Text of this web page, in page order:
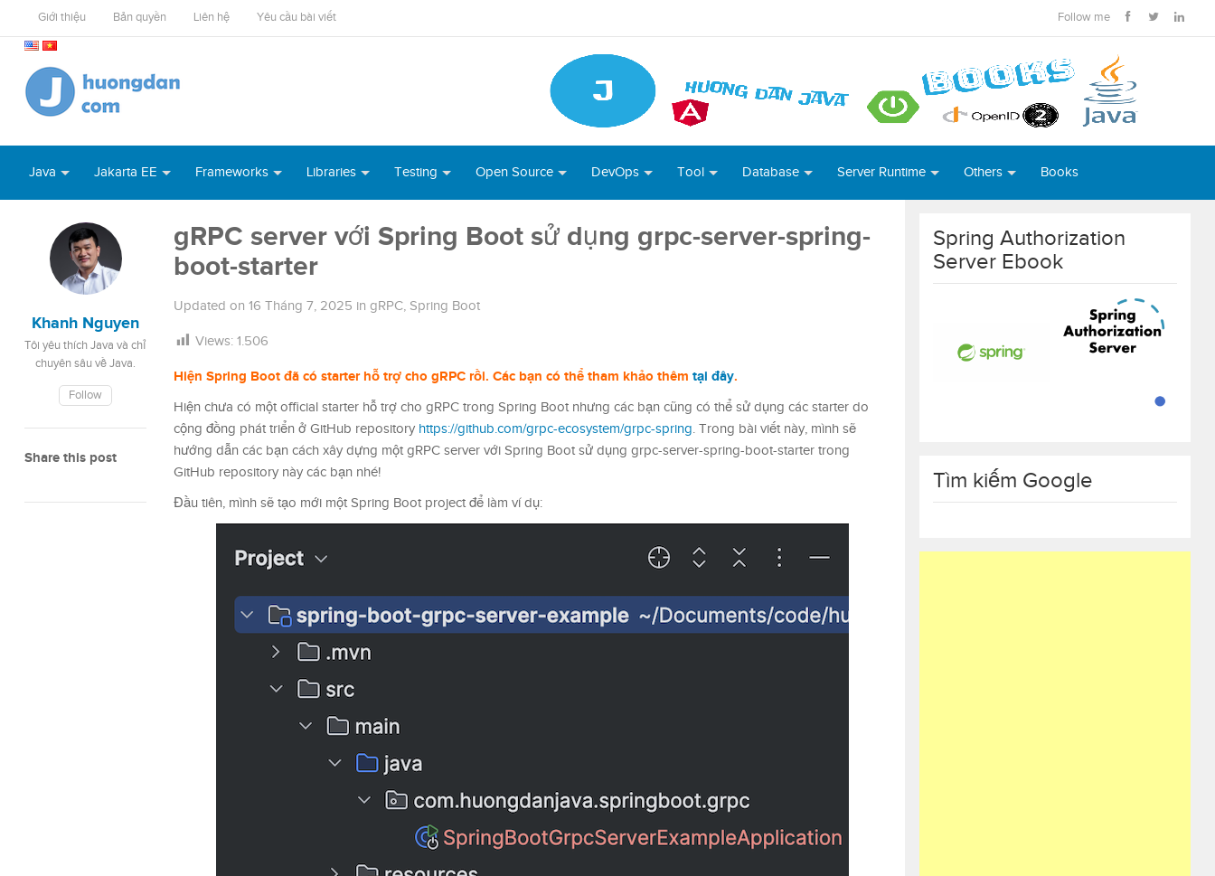
Giới thiệu Bản quyền Liên hệ Yêu cầu bài viết Follow me
Java Jakarta EE Frameworks Libraries Testing Open Source DevOps Tool Database Server Runtime Others Books
Khanh Nguyen
Tôi yêu thích Java và chỉ
chuyên sâu về Java.
Follow
Share this post
gRPC server với Spring Boot sử dụng grpc-server-spring-
boot-starter
Updated on 16 Tháng 7, 2025 in gRPC, Spring Boot
Views: 1.506
Hiện Spring Boot đã có starter hỗ trợ cho gRPC rồi. Các bạn có thể tham khảo thêm tại đây.
Hiện chưa có một official starter hỗ trợ cho gRPC trong Spring Boot nhưng các bạn cũng có thể sử dụng các starter do
cộng đồng phát triển ở GitHub repository https://github.com/grpc-ecosystem/grpc-spring. Trong bài viết này, mình sẽ
hướng dẫn các bạn cách xây dựng một gRPC server với Spring Boot sử dụng grpc-server-spring-boot-starter trong
GitHub repository này các bạn nhé!
Đầu tiên, mình sẽ tạo mới một Spring Boot project để làm ví dụ:
Spring Authorization
Server Ebook
Tìm kiếm Google